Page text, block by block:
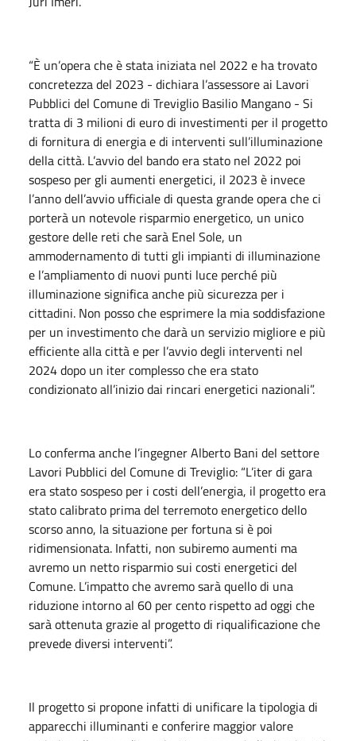
“È un’opera che è stata iniziata nel 2022 e ha trovato
concretezza del 2023 - dichiara l’assessore ai Lavori
Pubblici del Comune di Treviglio Basilio Mangano - Si
tratta di 3 milioni di euro di investimenti per il progetto
di fornitura di energia e di interventi sull’illuminazione
della città. L’avvio del bando era stato nel 2022 poi
sospeso per gli aumenti energetici, il 2023 è invece
l’anno dell’avvio ufficiale di questa grande opera che ci
porterà un notevole risparmio energetico, un unico
gestore delle reti che sarà Enel Sole, un
ammodernamento di tutti gli impianti di illuminazione
e l’ampliamento di nuovi punti luce perché più
illuminazione significa anche più sicurezza per i
cittadini. Non posso che esprimere la mia soddisfazione
per un investimento che darà un servizio migliore e più
efficiente alla città e per l’avvio degli interventi nel
2024 dopo un iter complesso che era stato
condizionato all’inizio dai rincari energetici nazionali”.
Lo conferma anche l’ingegner Alberto Bani del settore
Lavori Pubblici del Comune di Treviglio: “L’iter di gara
era stato sospeso per i costi dell’energia, il progetto era
stato calibrato prima del terremoto energetico dello
scorso anno, la situazione per fortuna si è poi
ridimensionata. Infatti, non subiremo aumenti ma
avremo un netto risparmio sui costi energetici del
Comune. L’impatto che avremo sarà quello di una
riduzione intorno al 60 per cento rispetto ad oggi che
sarà ottenuta grazie al progetto di riqualificazione che
prevede diversi interventi”.
Il progetto si propone infatti di unificare la tipologia di
apparecchi illuminanti e conferire maggior valore